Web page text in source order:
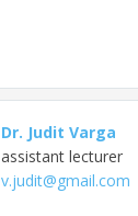
Dr. Judit Varga
assistant lecturer
v.judit@gmail.com